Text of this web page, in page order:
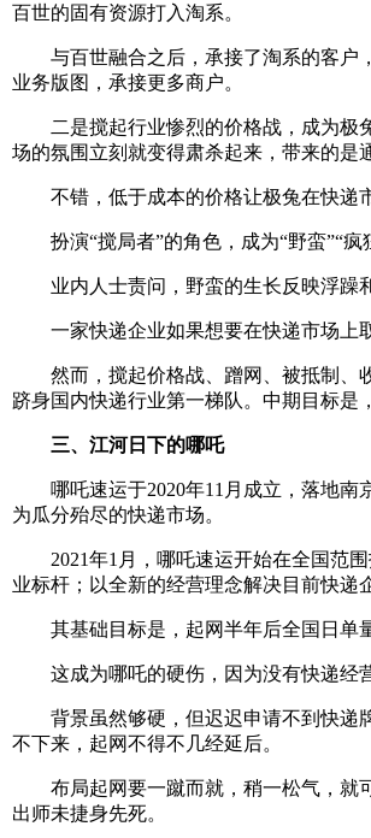
百世的固有资源打入淘系。
与百世融合之后，承接了淘系的客户，
业务版图，承接更多商户。
二是搅起行业惨烈的价格战，成为极兔
场的氛围立刻就变得肃杀起来，带来的是
不错，低于成本的价格让极兔在快递市
扮演“搅局者”的角色，成为“野蛮”“疯
业内人士责问，野蛮的生长反映浮躁和
一家快递企业如果想要在快递市场上取
然而，搅起价格战、蹭网、被抵制、收
跻身国内快递行业第一梯队。中期目标是
三、江河日下的哪吒
哪吒速运于2020年11月成立，落地南京
为瓜分殆尽的快递市场。
2021年1月，哪吒速运开始在全国范围
业标杆；以全新的经营理念解决目前快递
其基础目标是，起网半年后全国日单量
这成为哪吒的硬伤，因为没有快递经营
背景虽然够硬，但迟迟申请不到快递牌
不下来，起网不得不几经延后。
布局起网要一蹴而就，稍一松气，就可
出师未捷身先死。